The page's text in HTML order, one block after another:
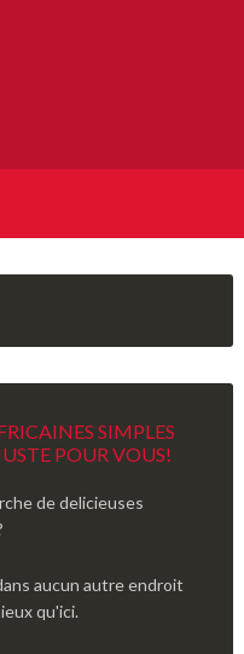
SIMPLES
POUR VOUS!
de delicieuses
aucun autre endroit
qu'ici.